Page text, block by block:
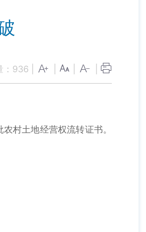
936
村土地经营权流转证书。